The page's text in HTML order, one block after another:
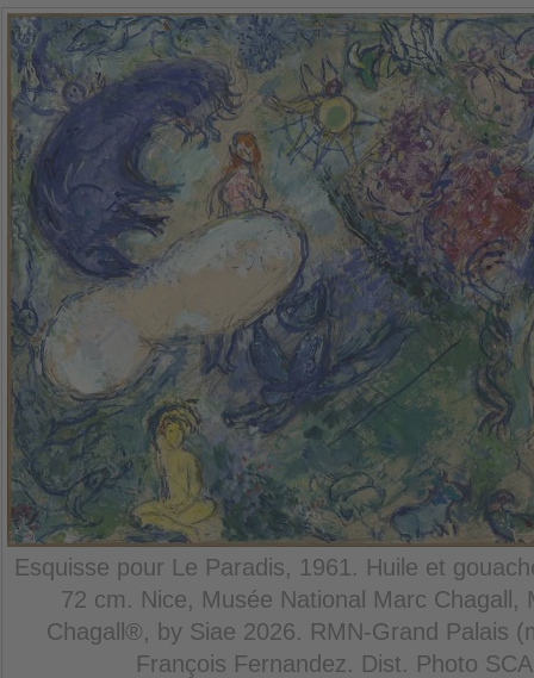
Esquisse pour Le Paradis, 1961. Huile et
72 cm. Nice, Musée National Marc
Chagall®, by Siae 2026. RMN-Grand Palais
François Fernandez. Dist. Photo